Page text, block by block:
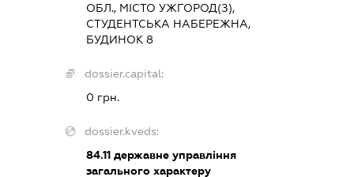
ОБЛ., МІСТО УЖГОРОД(З),
СТУДЕНТСЬКА НАБЕРЕЖНА,
БУДИНОК 8
dossier.capital:
0 грн.
dossier.kveds:
84.11 державне управління
загального характеру